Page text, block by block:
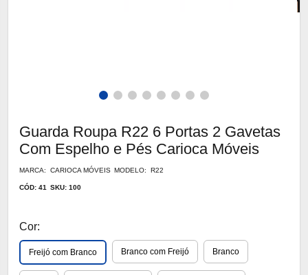
Guarda Roupa R22 6 Portas 2 Gavetas
Com Espelho e Pés Carioca Móveis
MARCA: CARIOCA MÓVEIS MODELO: R22
CÓD: 41 SKU: 100
Cor:
Freijó com Branco Branco com Freijó Branco